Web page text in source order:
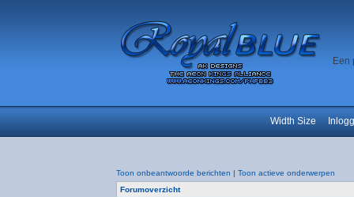
Een
Width Size
Toon onbeantwoorde berichten | Toon actieve onderwerpen
Forumoverzicht